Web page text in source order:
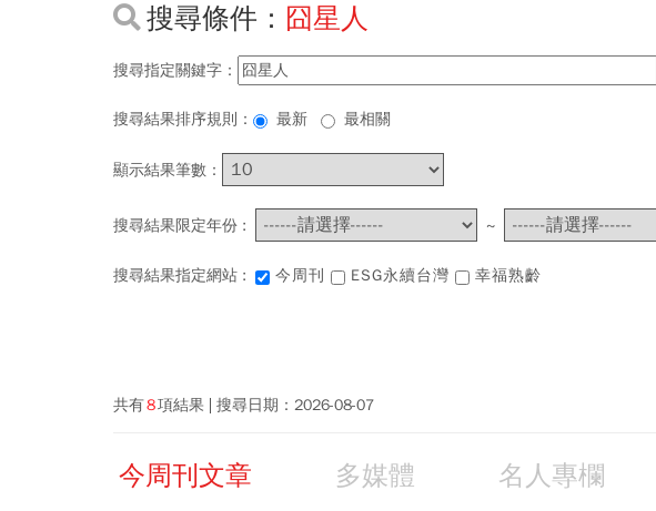
搜尋條件： 囧星人
搜尋指定關鍵字：
搜尋結果排序規則： 最新 最相關
顯示結果筆數：
搜尋結果限定年份 : ~
搜尋結果指定網站 : 今周刊 ESG永續台灣 幸福熟齡
共有8項結果 搜尋日期： 2026-08-07
今周刊文章 多媒體 名人專欄